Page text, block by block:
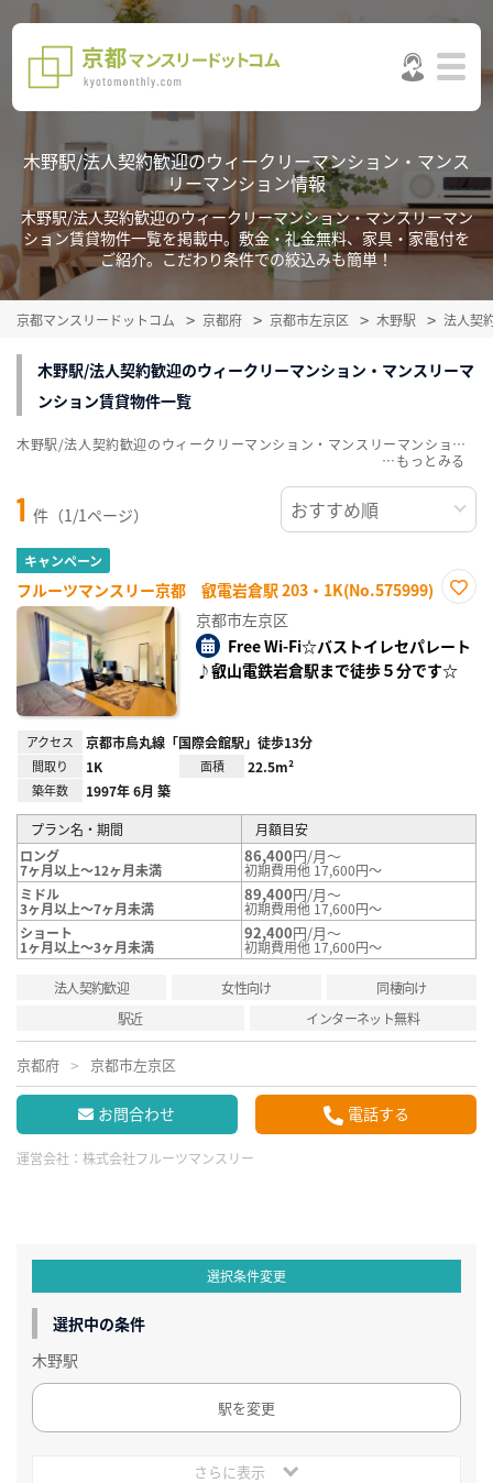
木野駅/法人契約歓迎のウィークリーマンション・マンス
リーマンション情報
木野駅/法人契約歓迎のウィークリーマンション・マンスリーマン
ション賃貸物件一覧を掲載中。敷金・礼金無料、家具・家電付を
ご紹介。こだわり条件での絞込みも簡単！
京都マンスリードットコム 京都府 京都市左京区 木野駅 法人契
木野駅/法人契約歓迎のウィークリーマンション・マンスリーマ
ンション賃貸物件一覧
1 件（1/1ページ）
キャンペーン
フルーツマンスリー京都 叡電岩倉駅 203・1K(No.575999)
り登
録
京都市左京区
Free Wi-Fi☆バストイレセパレート
♪叡山電鉄岩倉駅まで徒歩５分です☆
アクセス 京都市烏丸線「国際会館駅」徒歩13分
間取り 1K 面積 22.5m²
築年数 1997年 6月 築
プラン名・期間
月額目安
ロング
7ヶ月以上～12ヶ月未満
86,400円/月～
初期費用他 17,600円～
ミドル
3ヶ月以上～7ヶ月未満
89,400円/月～
初期費用他 17,600円～
ショート
1ヶ月以上～3ヶ月未満
92,400円/月～
初期費用他 17,600円～
法人契約歓迎 女性向け
同棲向け
駅近
インターネット無料
京都府 京都市左京区
お問合わせ 電話する
運営会社： 株式会社フルーツマンスリー
木野駅/法人契約歓迎のウィークリーマンション・マンスリーマンション賃貸物件一覧を掲載中。敷金・礼金無料、家具・家電付をご紹介。こだわり条件での絞込みも簡単！
…
選択条件変更
選択中の条件
木野駅
駅を変更
さらに表示